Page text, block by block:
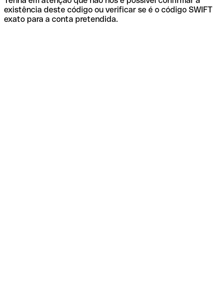
existência deste código ou verificar se é o código SWIFT
exato para a conta pretendida.